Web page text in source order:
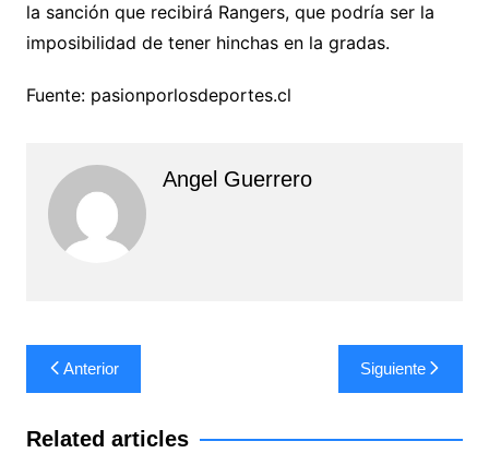
la sanción que recibirá Rangers, que podría ser la
imposibilidad de tener hinchas en la gradas.
Fuente: pasionporlosdeportes.cl
Angel Guerrero
Navegación
de
entradas
Anterior Siguiente
Related articles